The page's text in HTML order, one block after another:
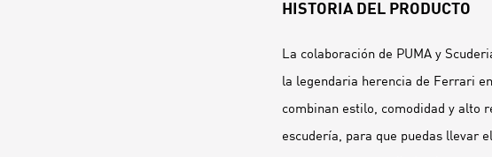
HISTORIA DEL PRODUCTO
La colaboración de PUMA y
la legendaria herencia de Ferrari
combinan estilo, comodidad y alto
escudería, para que puedas llevar